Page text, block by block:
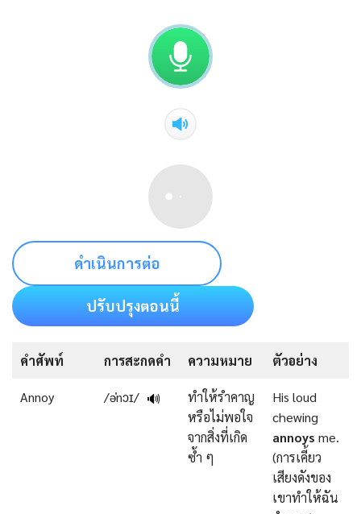
ดำเนินการต่อ
ปรับปรุงตอนนี้
คำศัพท์ การสะกดคำ ความหมาย ตัวอย่าง
Annoy /əˈnɔɪ/ 🔊
ทำให้รำคาญ
หรือไม่พอใจ
จากสิ่งที่เกิด
ซ้ำ ๆ
His loud
chewing
annoys me.
(การเคี้ยว
เสียงดังของ
เขาทำให้ฉัน